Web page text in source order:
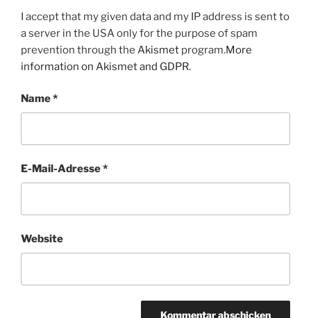
I accept that my given data and my IP address is sent to
a server in the USA only for the purpose of spam
prevention through the Akismet program.More
information on Akismet and GDPR.
Name*
E-Mail-Adresse*
Website